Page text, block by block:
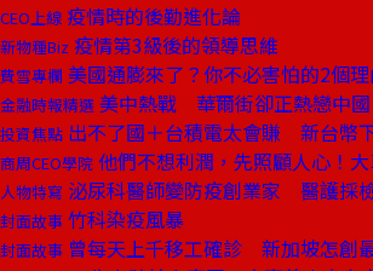
CEO上線 疫情時的後勤進化論
新物種Biz 疫情第3級後的領導思維
費雪專欄 美國通膨來了？你不必害怕的2個
金融時報精選 美中熱戰 華爾街卻正熱戀中國
投資焦點 出不了國＋台積電太會賺 新台幣
商周CEO學院 他們不想利潤，先照顧人心！
人物特寫 泌尿科醫師變防疫創業家 醫護採
封面故事 竹科染疫風暴
封面故事 曾每天上千移工確診 新加坡怎創